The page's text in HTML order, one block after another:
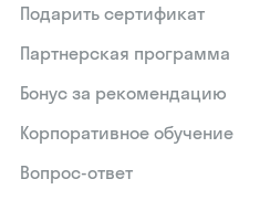
Подарить сертификат
Партнерская программа
Бонус за рекомендацию
Корпоративное обучение
Вопрос-ответ